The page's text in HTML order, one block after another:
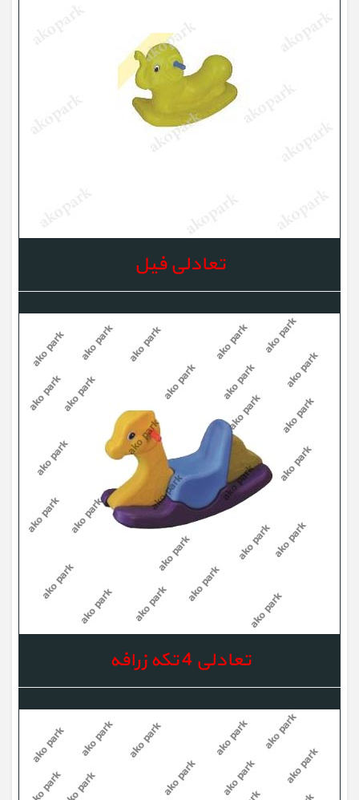
تعادلی فیل
تعادلی 4 تکه زرافه